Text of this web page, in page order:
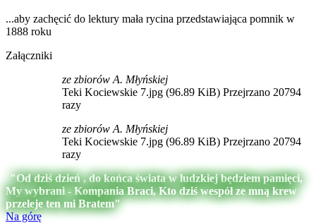
...aby zachęcić do lektury mała rycina przedstawiająca pomnik w
1888 roku
Załączniki
ze zbiorów A. Młyńskiej
Teki Kociewskie 7.jpg (96.89 KiB) Przejrzano 20794
razy
ze zbiorów A. Młyńskiej
Teki Kociewskie 7.jpg (96.89 KiB) Przejrzano 20794
razy
"Od dziś dzień , do końca świata w ludzkiej będziem pamięci,
My wybrani - Kompania Braci, Kto dziś wespół ze mną krew
przeleje ten mi Bratem"
Na górę